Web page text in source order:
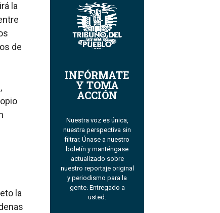
la
de
la
INFÓRMATE
Y TOMA
ACCIÓN
Nuestra voz es única,
nuestra perspectiva sin
filtrar. Únase a nuestro
boletín y manténgase
actualizado sobre
nuestro reportaje original
y periodismo para la
gente. Entregado a
usted.